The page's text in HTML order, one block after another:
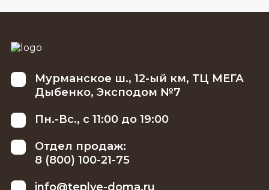
Мурманское ш., 12-ый км, ТЦ МЕГА
Дыбенко, Эксподом №7
Пн.-Вс., с 11:00 до 19:00
Отдел продаж:
8 (800) 100-21-75
info@teplye-doma.ru